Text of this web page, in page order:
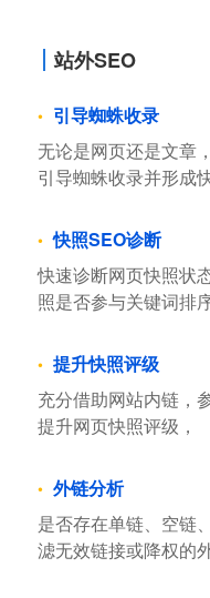
站外SEO
引导蜘蛛收录
无论是网页还是文章
引导蜘蛛收录并形成
快照SEO诊断
快速诊断网页快照状
照是否参与关键词排
提升快照评级
充分借助网站内链，
提升网页快照评级，
外链分析
是否存在单链、空链
滤无效链接或降权的